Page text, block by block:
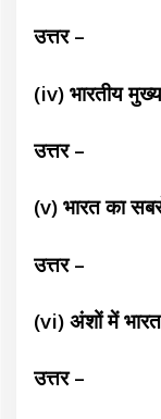
उत्तर –
(iv) भारतीय मुख्य
उत्तर –
(v) भारत का
उत्तर –
(vi) अंशों में
उत्तर –